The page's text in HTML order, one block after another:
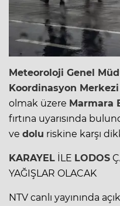
Meteoroloji Genel
Koordinasyon Merkezi
olmak üzere Marmara
fırtına uyarısında
ve dolu riskine karşı
KARAYEL İLE LODOS
YAĞIŞLAR OLACAK
NTV canlı yayınında